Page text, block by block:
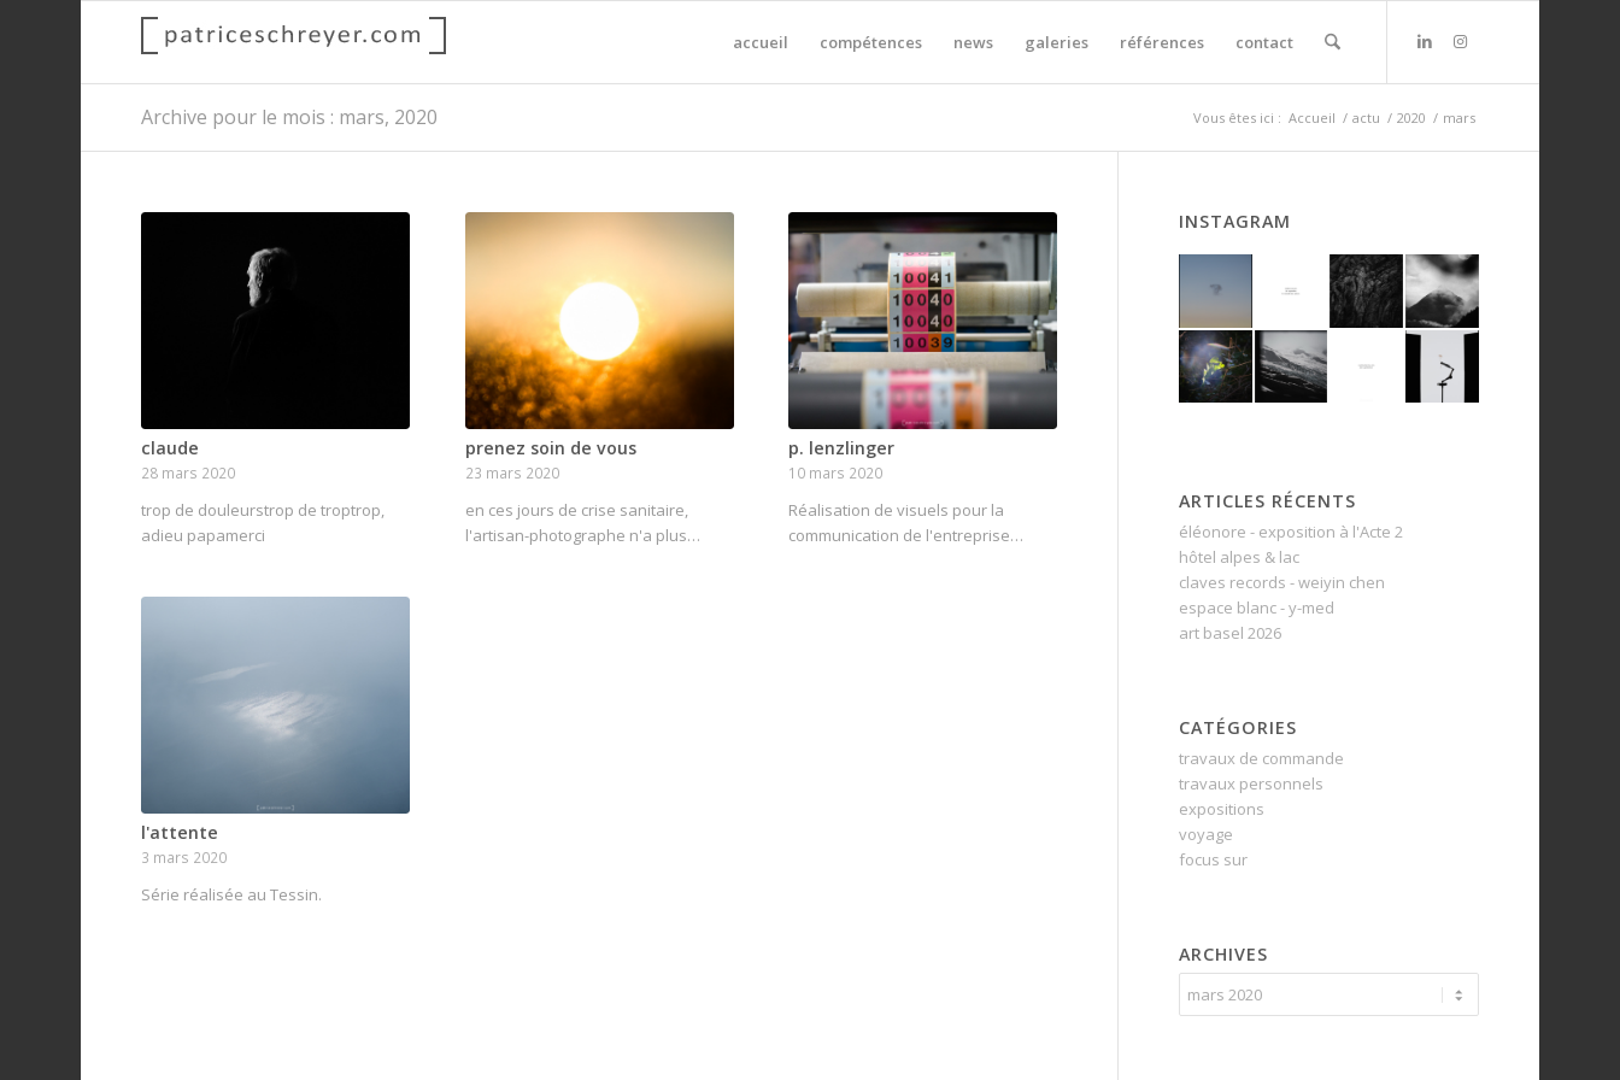
accueil compétences news galeries références contact
Archive pour le mois : mars, 2020 Vous êtes ici : Accueil / actu / 2020 / mars
claude
28 mars 2020
trop de douleurstrop de troptrop,
adieu papamerci
prenez soin de vous
23 mars 2020
en ces jours de crise sanitaire,
l'artisan-photographe n'a plus…
p. lenzlinger
10 mars 2020
Réalisation de visuels pour la
communication de l'entreprise…
l'attente
3 mars 2020
Série réalisée au Tessin.
INSTAGRAM
ARTICLES RÉCENTS
éléonore - exposition à l'Acte 2
hôtel alpes & lac
claves records - weiyin chen
espace blanc - y-med
art basel 2026
CATÉGORIES
travaux de commande
travaux personnels
expositions
voyage
focus sur
ARCHIVES